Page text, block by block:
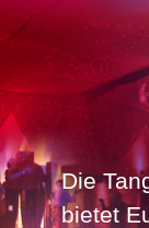
Die
bietet